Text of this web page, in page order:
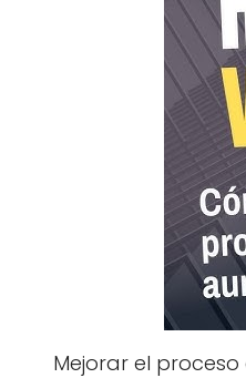
Mejorar el